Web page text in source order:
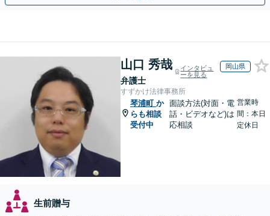
山口 秀哉
弁護士
インタビュ
ーを見る
岡山県
すずかけ法律事務所
琴浦町 か
らも相談
受付中
面談方法(対面・電
話・ビデオなど)は
応相談
営業時
間：本日
定休日
生前贈与